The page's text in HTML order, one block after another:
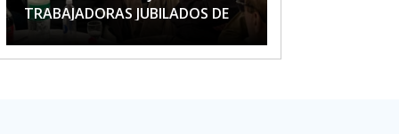
TRABAJADORAS JUBILADOS DE
APTA